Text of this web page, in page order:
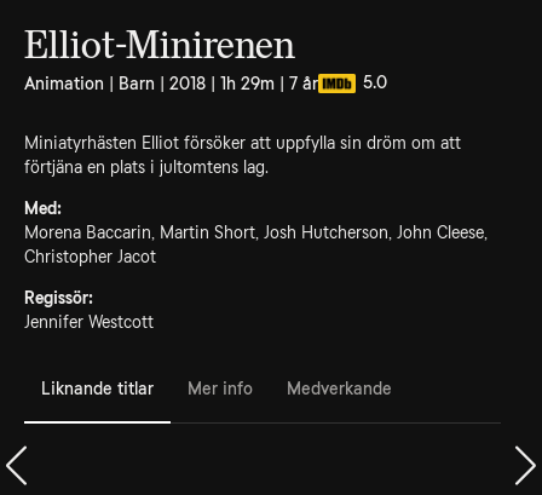
Elliot-Minirenen
Animation | Barn | 2018 | 1h 29m | 7 år 5.0
Miniatyrhästen Elliot försöker att uppfylla sin dröm om att
förtjäna en plats i jultomtens lag.
Med:
Morena Baccarin, Martin Short, Josh Hutcherson, John Cleese,
Christopher Jacot
Regissör:
Jennifer Westcott
Liknande titlar Mer info Medverkande